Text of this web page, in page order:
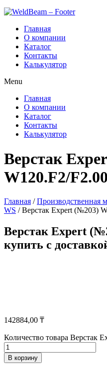
Главная
О компании
Каталог
Контакты
Калькулятор
Menu
Главная
О компании
Каталог
Контакты
Калькулятор
Верстак
W120.F2/
Главная /Производственная
WS / Верстак Expert (№203)
Верстак Expert
купить с
142884,00 ₸
Количество товара Верстак
В корзину